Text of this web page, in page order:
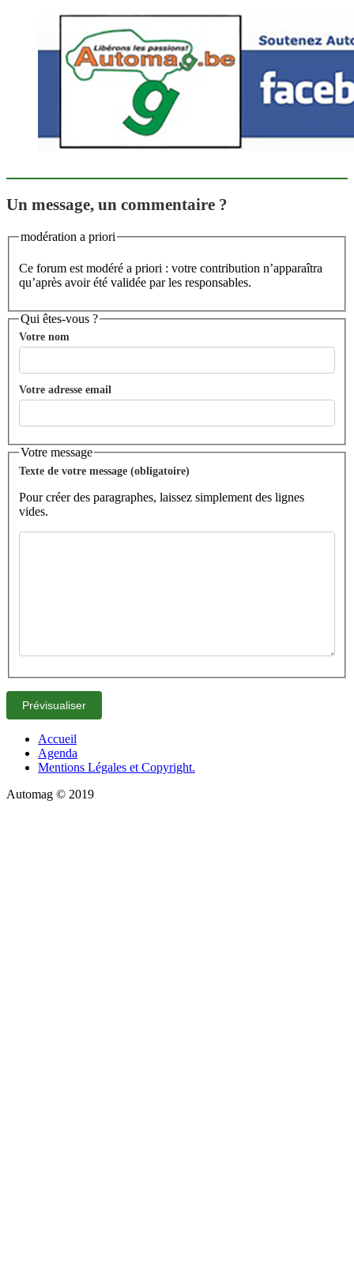
Un message, un commentaire ?
modération a priori
Ce forum est modéré a priori : votre contribution n’apparaîtra
qu’après avoir été validée par les responsables.
Qui êtes-vous ?
Votre nom
Votre adresse email
Votre message
Texte de votre message (obligatoire)
Pour créer des paragraphes, laissez simplement des lignes
vides.
Accueil
Agenda
Mentions Légales et Copyright.
Automag © 2019